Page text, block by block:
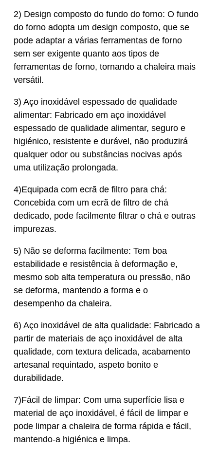
2) Design composto do fundo do forno: O fundo
do forno adopta um design composto, que se
pode adaptar a várias ferramentas de forno
sem ser exigente quanto aos tipos de
ferramentas de forno, tornando a chaleira mais
versátil.
3) Aço inoxidável espessado de qualidade
alimentar: Fabricado em aço inoxidável
espessado de qualidade alimentar, seguro e
higiénico, resistente e durável, não produzirá
qualquer odor ou substâncias nocivas após
uma utilização prolongada.
4)Equipada com ecrã de filtro para chá:
Concebida com um ecrã de filtro de chá
dedicado, pode facilmente filtrar o chá e outras
impurezas.
5) Não se deforma facilmente: Tem boa
estabilidade e resistência à deformação e,
mesmo sob alta temperatura ou pressão, não
se deforma, mantendo a forma e o
desempenho da chaleira.
6) Aço inoxidável de alta qualidade: Fabricado a
partir de materiais de aço inoxidável de alta
qualidade, com textura delicada, acabamento
artesanal requintado, aspeto bonito e
durabilidade.
7)Fácil de limpar: Com uma superfície lisa e
material de aço inoxidável, é fácil de limpar e
pode limpar a chaleira de forma rápida e fácil,
mantendo-a higiénica e limpa.